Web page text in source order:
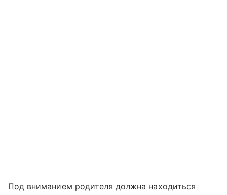
Под вниманием родителя должна находиться